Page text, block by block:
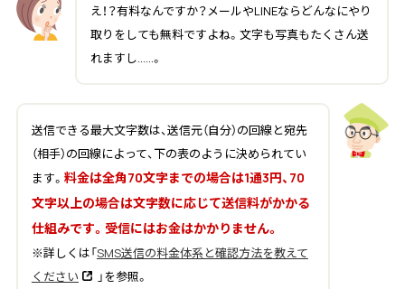
え！？有料なんですか？メールやLINEならどんなにやり
取りをしても無料ですよね。文字も写真もたくさん送
れますし……。
送信できる最大文字数は、送信元（自分）の回線と宛先
（相手）の回線によって、下の表のように決められてい
ます。 料金は全角70文字までの場合は1通3円、70
文字以上の場合は文字数に応じて送信料がかかる
仕組みです。受信にはお金はかかりません。
※詳しくは「SMS送信の料金体系と確認方法を教えて
ください
」を参照。